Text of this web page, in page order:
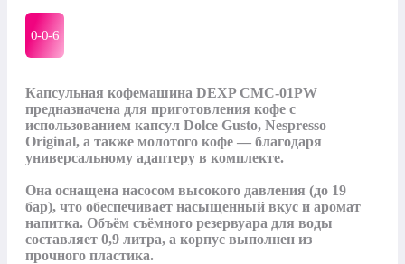
0-0-6
Капсульная кофемашина DEXP CMC‑01PW
предназначена для приготовления кофе с
использованием капсул Dolce Gusto, Nespresso
Original, а также молотого кофе — благодаря
универсальному адаптеру в комплекте.
Она оснащена насосом высокого давления (до 19
бар), что обеспечивает насыщенный вкус и аромат
напитка. Объём съёмного резервуара для воды
составляет 0,9 литра, а корпус выполнен из
прочного пластика.